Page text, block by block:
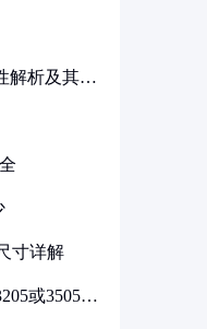
解析及其在
寸详解
或3505代